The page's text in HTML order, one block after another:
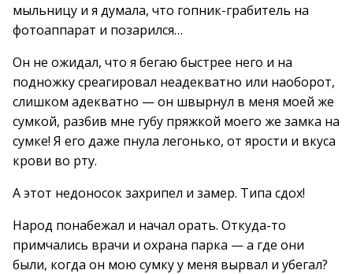
мыльницу и я думала, что гопник-грабитель на
фотоаппарат и позарился…
Он не ожидал, что я бегаю быстрее него и на
подножку среагировал неадекватно или наоборот,
слишком адекватно — он швырнул в меня моей же
сумкой, разбив мне губу пряжкой моего же замка на
сумке! Я его даже пнула легонько, от ярости и вкуса
крови во рту.
А этот недоносок захрипел и замер. Типа сдох!
Народ понабежал и начал орать. Откуда-то
примчались врачи и охрана парка — а где они
были, когда он мою сумку у меня вырвал и убегал?